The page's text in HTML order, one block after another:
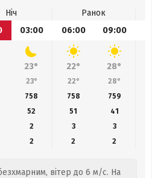
Ніч
Ранок
03:00 06:00 09:00
23° 22° 28°
23° 22° 28°
758 758 759
52 51 41
2 3
3
2 2 2
вітер до 6 м/с. На